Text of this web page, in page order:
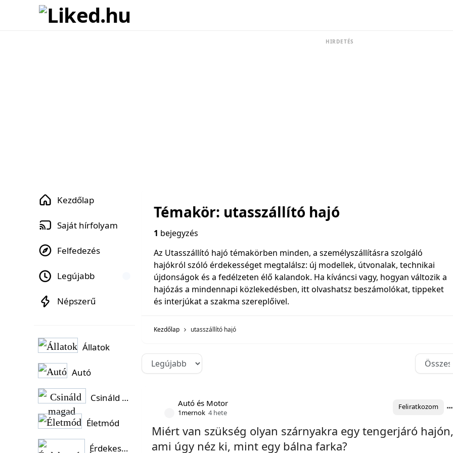
HIRDETÉS
Témakör: utasszállító hajó
1 bejegyzés
Az Utasszállító hajó témakörben minden, a személyszállításra szolgáló
hajókról szóló érdekességet megtalálsz: új modellek, útvonalak, technikai
újdonságok és a fedélzeten élő kalandok. Ha kíváncsi vagy, hogyan változik a
hajózás a mindennapi közlekedésben, itt olvashatsz beszámolókat, tippeket
és interjúkat a szakma szereplőivel.
Kezdőlap utasszállító hajó
Autó és Motor
1mernok 4 hete
Feliratkozom
Miért van szükség olyan szárnyakra egy tengerjáró hajón,
ami úgy néz ki, mint egy bálna farka?
Kezdőlap
Saját hírfolyam
Felfedezés
Legújabb
Népszerű
Állatok
Autó
Csináld magad
Életmód
Érdekességek